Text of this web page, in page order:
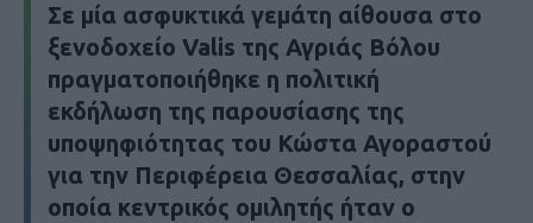
Σε μία ασφυκτικά γεμάτη αίθουσα στο
ξενοδοχείο Valis της Αγριάς Βόλου
πραγματοποιήθηκε η πολιτική
εκδήλωση της παρουσίασης της
υποψηφιότητας του Κώστα Αγοραστού
για την Περιφέρεια Θεσσαλίας, στην
οποία κεντρικός ομιλητής ήταν ο